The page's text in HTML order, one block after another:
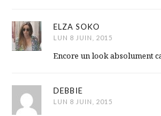
ELZA SOKO
LUN 8 JUIN, 2015
Encore un look absolument
DEBBIE
LUN 8 JUIN, 2015